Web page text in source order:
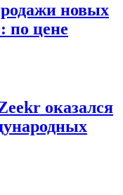
новых
по цене
оказался